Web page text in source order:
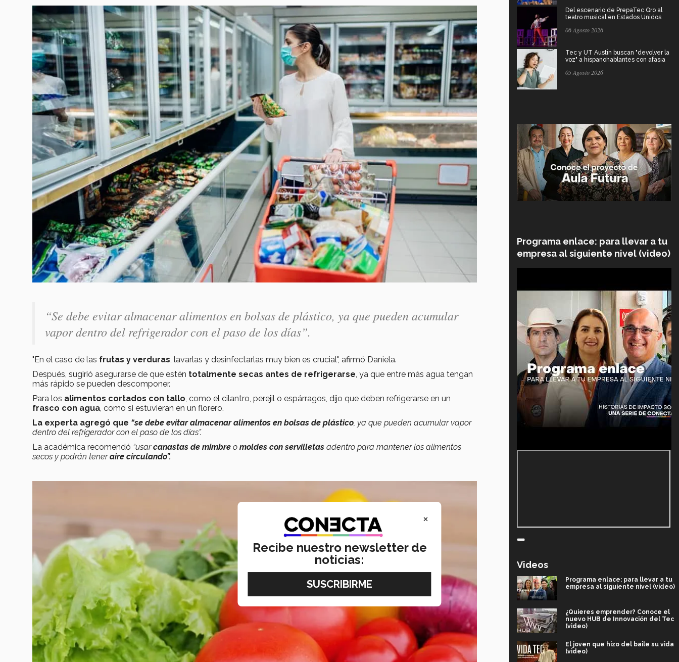
“Se debe evitar almacenar alimentos en bolsas de plástico, ya que pueden acumular
vapor dentro del refrigerador con el paso de los días”.
"En el caso de las frutas y verduras, lavarlas y desinfectarlas muy bien es crucial", afirmó Daniela.
Después, sugirió asegurarse de que estén totalmente secas antes de refrigerarse, ya que entre más agua tengan
más rápido se pueden descomponer.
Para los alimentos cortados con tallo, como el cilantro, perejil o espárragos, dijo que deben refrigerarse en un
frasco con agua, como si estuvieran en un florero.
La experta agregó que “se debe evitaralmacenar alimentos en bolsas de plástico, ya que pueden acumular vapor
dentro del refrigerador con el paso de los días”.
La académica recomendó “usarcanastas de mimbre o moldes con servilletas adentro para mantener los alimentos
secos y podrán teneraire circulando”.
Del escenario de PrepaTec Qro al
teatro musical en Estados Unidos
06 Agosto 2026
Tec y UT Austin buscan "devolver la
voz" a hispanohablantes con afasia
05 Agosto 2026
Programa enlace: para llevar a tu
empresa al siguiente nivel (video)
Videos
Programa enlace: para llevar a tu
empresa al siguiente nivel (video)
¿Quieres emprender? Conoce el
nuevo HUB de Innovación del Tec
(video)
El joven que hizo del baile su vida
(video)
×
Recibe nuestro newsletter de
noticias: